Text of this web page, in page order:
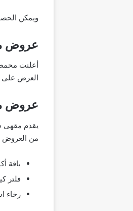
ويمكن
عروض
العرض على علبة كاملة
عروض
من العروض
باقة أكياس
فلتر كيس
رخاء اسبريسو